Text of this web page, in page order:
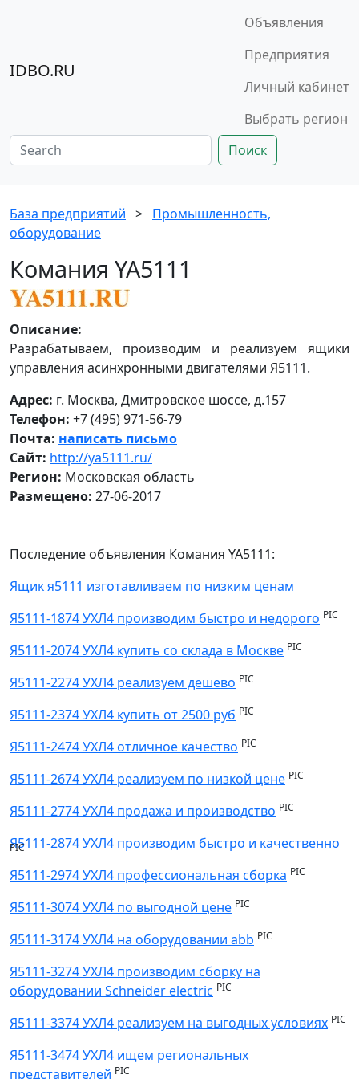
IDBO.RU
Объявления
Предприятия
Личный кабинет
Выбрать регион
Поиск
База предприятий > Промышленность,
оборудование
Комания YA5111
Описание:
Разрабатываем, производим и реализуем ящики
управления асинхронными двигателями Я5111.
Адрес: г. Москва, Дмитровское шоссе, д.157
Телефон: +7 (495) 971-56-79
Почта: написать письмо
Сайт: http://ya5111.ru/
Регион: Московская область
Размещено: 27-06-2017
Последение объявления Комания YA5111:
Ящик я5111 изготавливаем по низким ценам
Я5111-1874 УХЛ4 производим быстро и недорого PIC
Я5111-2074 УХЛ4 купить со склада в Москве PIC
Я5111-2274 УХЛ4 реализуем дешево PIC
Я5111-2374 УХЛ4 купить от 2500 руб PIC
Я5111-2474 УХЛ4 отличное качество PIC
Я5111-2674 УХЛ4 реализуем по низкой цене PIC
Я5111-2774 УХЛ4 продажа и производство PIC
Я5111-2874 УХЛ4 производим быстро и качественно
PIC
Я5111-2974 УХЛ4 профессиональная сборка PIC
Я5111-3074 УХЛ4 по выгодной цене PIC
Я5111-3174 УХЛ4 на оборудовании abb PIC
Я5111-3274 УХЛ4 производим сборку на
оборудовании Schneider electric PIC
Я5111-3374 УХЛ4 реализуем на выгодных условиях PIC
Я5111-3474 УХЛ4 ищем региональных
представителей PIC